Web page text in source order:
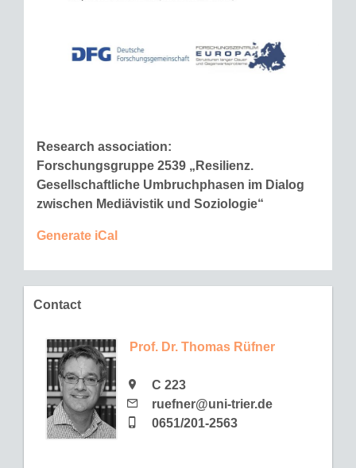
Research association:
Forschungsgruppe 2539 „Resilienz.
Gesellschaftliche Umbruchphasen im Dialog
zwischen Mediävistik und Soziologie“
Generate iCal
Contact
Prof. Dr. Thomas Rüfner
C 223
ruefner@uni-trier.de
0651/201-2563